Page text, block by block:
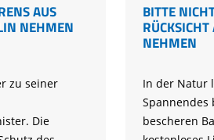
Landwirtschaft
Lebendige Flüsse
AUS
NEHMEN
zu seiner
Die
BITTE
NEHMEN
In der Natur
Spannendes
bescheren